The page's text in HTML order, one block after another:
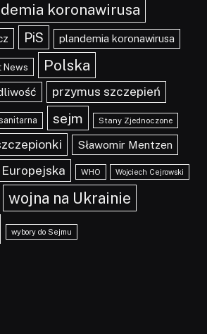
koronawirusa
PiS plandemia koronawirusa
News Polska
przymus szczepień
sejm Stany Zjednoczone
Sławomir Mentzen
Europejska WHO Wojciech Cejrowski
wojna na Ukrainie
wybory do Sejmu